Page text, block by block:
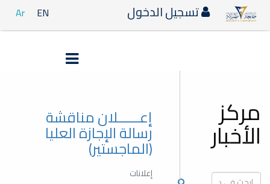
Ar EN تسجيل الدخول
مركز
الأخبار إعــــــلان مناقشة
رسالة الإجازة العليا
(الماجستير)
إعلانات